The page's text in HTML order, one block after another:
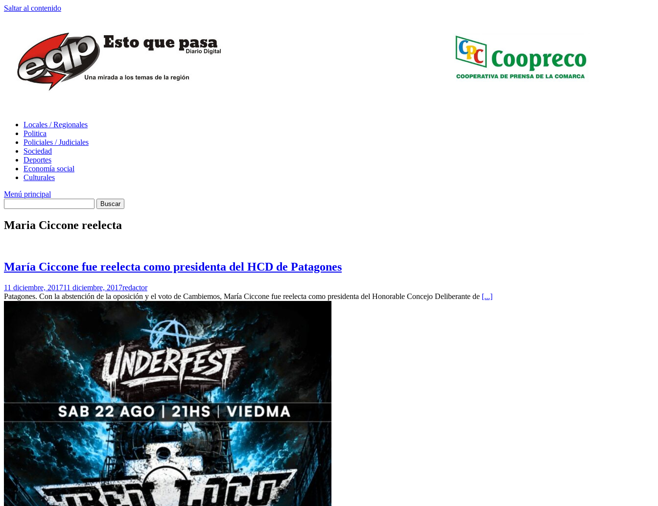
Saltar al contenido
Locales / Regionales
Politica
Policiales / Judiciales
Sociedad
Deportes
Economía social
Culturales
Menú principal
Maria Ciccone reelecta
María Ciccone fue reelecta como presidenta del HCD de Patagones
11 diciembre, 201711 diciembre, 2017redactor
Patagones. Con la abstención de la oposición y el voto de Cambiemos, María Ciccone fue reelecta como presidenta del Honorable Concejo Deliberante de [...]